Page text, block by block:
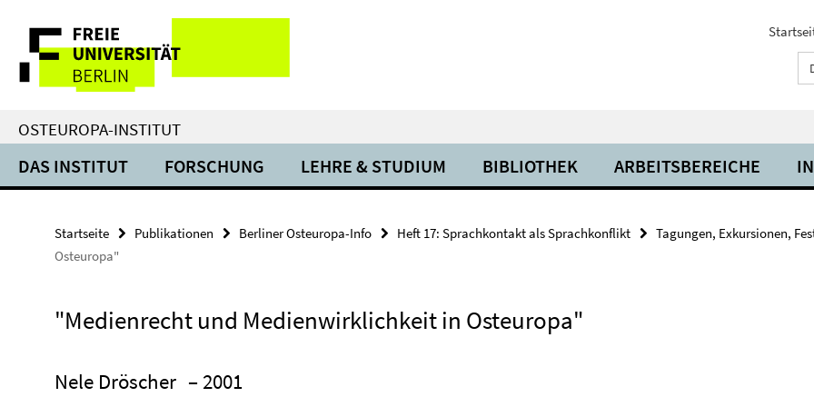
direkt
Inhalt
Service-
Navigation
OSTEUROPA-INSTITUT
DAS INSTITUT FORSCHUNG LEHRE & STUDIUM BIBLIOTHEK ARBEITSBEREICHE
Startseite Publikationen Berliner Osteuropa-Info Heft 17: Sprachkontakt als Sprachkonflikt
Tagungen, Exkursionen,
Osteuropa"
"Medienrecht und Medienwirklichkeit in Osteuropa"
Nele Dröscher – 2001